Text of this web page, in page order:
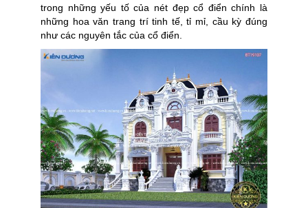
trong những yếu tố của nét đẹp cổ điển chính là
những hoa văn trang trí tinh tế, tỉ mỉ, cầu kỳ đúng
như các nguyên tắc của cổ điển.